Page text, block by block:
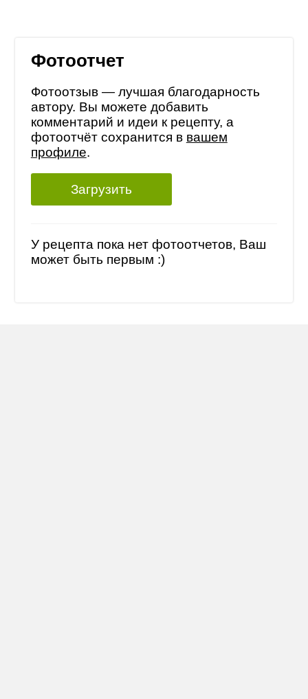
Фотоотчет
Фотоотзыв — лучшая благодарность
автору. Вы можете добавить
комментарий и идеи к рецепту, а
фотоотчёт сохранится в вашем
профиле.
Загрузить
У рецепта пока нет фотоотчетов, Ваш
может быть первым :)